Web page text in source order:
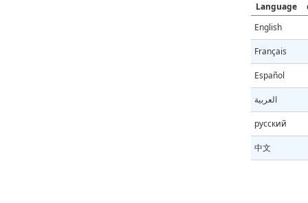
Language
English
Français
Español
العربية
русский
中文